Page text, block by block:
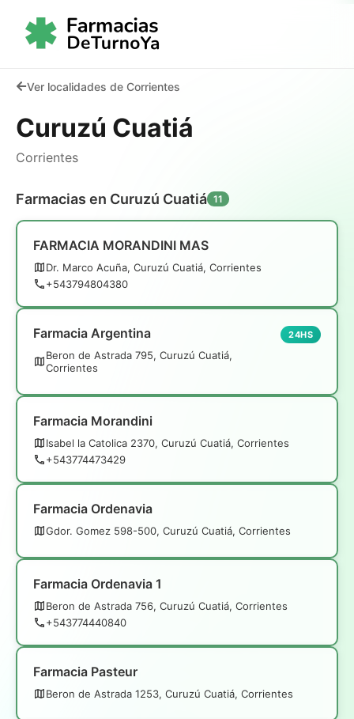
Ver localidades de Corrientes
Curuzú Cuatiá
Corrientes
Farmacias en Curuzú Cuatiá 11
FARMACIA MORANDINI MAS
Dr. Marco Acuña, Curuzú Cuatiá, Corrientes
+543794804380
Farmacia Argentina
Beron de Astrada 795, Curuzú Cuatiá,
Corrientes
24HS
Farmacia Morandini
Isabel la Catolica 2370, Curuzú Cuatiá, Corrientes
+543774473429
Farmacia Ordenavia
Gdor. Gomez 598-500, Curuzú Cuatiá, Corrientes
Farmacia Ordenavia 1
Beron de Astrada 756, Curuzú Cuatiá, Corrientes
+543774440840
Farmacia Pasteur
Beron de Astrada 1253, Curuzú Cuatiá, Corrientes